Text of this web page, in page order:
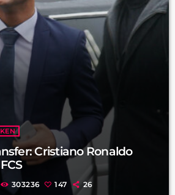
Cristiano Ronaldo
303236 147 26